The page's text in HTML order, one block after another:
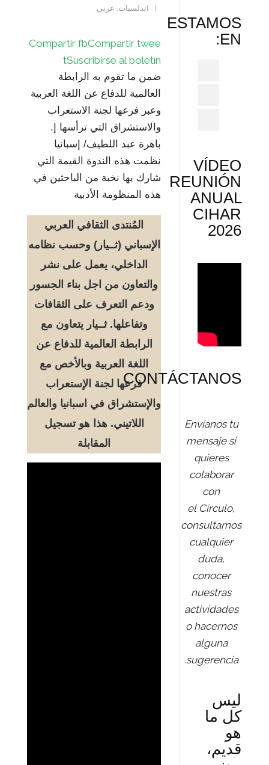
اندلسيات, عربي
Compartir fbCompartir twee
tSuscribirse al boletín
ضمن ما تقوم به الرابطة
العالمية للدفاع عن اللغة العربية
وعبر فرعها لجنة الاستعراب
والاستشراق التي ترأسها إ.
باهرة عبد اللطيف/ إسبانيا
نظمت هذه الندوة القيمة التي
شارك بها نخبة من الباحثين في
هذه المنظومة الأدبية
المُنتدى الثقافي العربي
الإسباني (ثــيار) وحسب نظامه
الداخلي، يعمل على نشر
والتعاون من اجل بناء الجسور
ودعم التعرف على الثقافات
وتفاعلها. ثــيار يتعاون مع
الرابطة العالمية للدفاع عن
اللغة العربية وبالأخص مع
فرعها لجنة الإستعراب
والإستشراق في اسبانيا والعالم
اللاتيني. هذا هو تسجيل
المقابلة
ESTAMOS
EN:
VÍDEO
REUNIÓN
ANUAL
CIHAR
2026
CONTÁCTANOS
Envíanos tu
mensaje si
quieres
colaborar
con
el Círculo,
consultarnos
cualquier
duda,
conocer
nuestras
actividades
o hacernos
alguna
sugerencia.
ليس
كل ما
هو
قديم،